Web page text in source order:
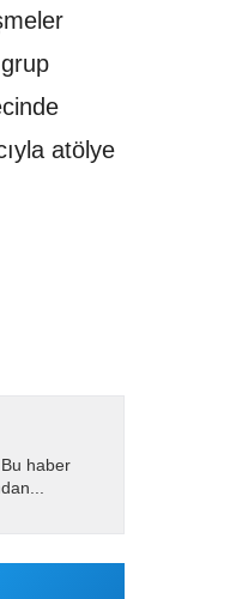
atölye
haber